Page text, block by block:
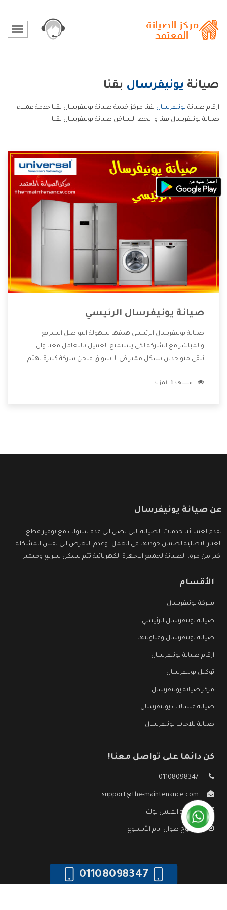
صيانة يونيفرسال بقنا
ارقام صيانة يونيفرسال بقنا مركز خدمة صيانة يونيفرسال بقنا خدمة عملاء
صيانة يونيفرسال بقنا و الخط الساخن صيانة يونيفرسال بقنا.
صيانة يونيفرسال الرئيسي
صيانة يونيفرسال الرئيسي هدفها سهولة التواصل السريع
والمباشر مع الشركة لكى يستمتع العميل بالتعامل معنا وان
نبقى متواجدين بشكل مميز فى الاسواق فنحن شركة كبيرة نهتم
الشركة بها والتى تكون منها خدمة الصيانة التى تكون من أهم
مشاهدة المزيد
عن صيانة يونيفرسال
نقدم لعملائنا خدمات الصيانة التى تصل الى عدة سنوات مع توفير قطع
الغيار الاصلية لضمان جودتها فى العمل، وعدم التعرض الى نفس المشكلة
اكثر من مرة، الصيانة لجميع الاجهزة الكهربائية تتم بشكل سريع ومتميز.
الأقسام
شركة يونيفرسال
صيانة يونيفرسال الرئيسي
صيانة يونيفرسال وعناوينها
ارقام صيانة يونيفرسال
توكيل يونيفرسال
مركز صيانة يونيفرسال
صيانة غسالات يونيفرسال
صيانة ثلاجات يونيفرسال
كن دائما على تواصل معنا!
01108098347
support@the-maintenance.com
صفحة الفيس بوك
مفتوح طوال ايام الأسبوع
01108098347